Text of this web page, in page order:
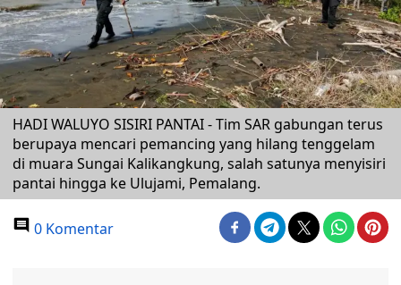
HADI WALUYO SISIRI PANTAI - Tim SAR gabungan terus
berupaya mencari pemancing yang hilang tenggelam
di muara Sungai Kalikangkung, salah satunya menyisiri
pantai hingga ke Ulujami, Pemalang.
0 Komentar